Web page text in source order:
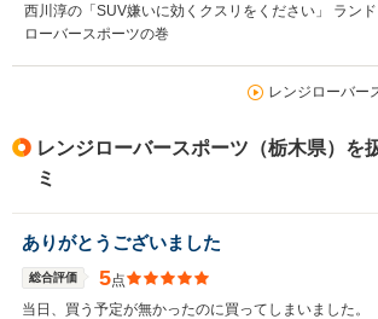
西川淳の「SUV嫌いに効くクスリをください」 ラン
ローバースポーツの巻
レンジローバー
レンジローバースポーツ（栃木県）を
ミ
ありがとうございました
総合評価 5点
当日、買う予定が無かったのに買ってしまいました。